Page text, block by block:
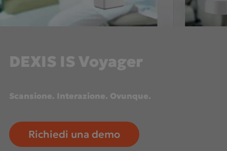
DEXIS IS Voyager
Scansione. Interazione. Ovunque.
Richiedi una demo